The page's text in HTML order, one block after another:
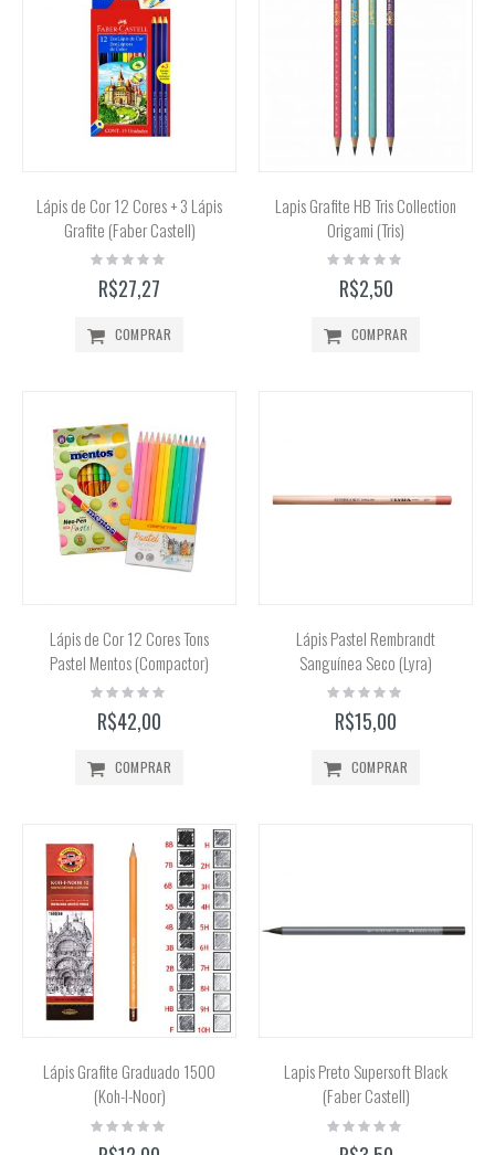
Lápis de Cor 12 Cores + 3 Lápis
Grafite (Faber Castell)
Rating:
R$27,27
COMPRAR
Lapis Grafite HB Tris Collection
Origami (Tris)
Rating:
R$2,50
COMPRAR
Lápis de Cor 12 Cores Tons
Pastel Mentos (Compactor)
Rating:
R$42,00
COMPRAR
Lápis Pastel Rembrandt
Sanguínea Seco (Lyra)
Rating:
R$15,00
COMPRAR
Lápis Grafite Graduado 1500
(Koh-I-Noor)
Rating:
0%
Lapis Preto Supersoft Black
(Faber Castell)
Rating:
0%